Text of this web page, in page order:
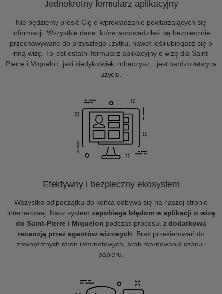
Jednokrotny formularz aplikacyjny
Nie będziemy prosić Cię o wprowadzanie powtarzających się
informacji. Wszystkie dane, które wprowadziłeś, są bezpiecznie
przechowywane do przyszłego użytku, nawet jeśli ubiegasz się o
inną wizę. To jest ostatni formularz aplikacyjny o wizę dla Saint-
Pierre i Miquelon, jaki kiedykolwiek zobaczysz, i jest bardzo łatwy w
użyciu.
Efektywny i bezpieczny ekosystem
Wszystko od początku do końca odbywa się na naszej stronie
internetowej. Nasz system zapobiega błędom w aplikacji o wizę
do Saint-Pierre i Miquelon podczas procesu, z dodatkową
recenzją przez agentów wizowych . Brak przekierowań do
zewnętrznych stron internetowych, brak marnowania czasu i
papieru.